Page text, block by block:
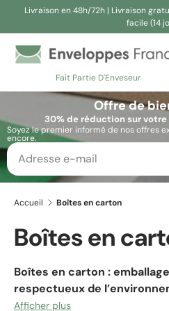
Livraison en 48h/72h | Livraison
facile (14
Fait Partie D'Enveseur
Recherche
Rechercher Offre de
30% de réduction sur
Soyez le premier informé de nos offres
encore.
Accueil Boîtes en carton
Boîtes en
Boîtes en carton :
respectueux de
large gamme de
Afficher plus